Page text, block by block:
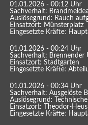
01.01.2026 - 00:12 Uhr
Sachverhalt:
Auslösegrund: Rauch
Einsatzort: Münsterplatz
Eingesetzte Kräfte:
01.01.2026 - 00:24 Uhr
Sachverhalt: Brennender
Einsatzort: Stadtgarten
Eingesetzte Kräfte:
01.01.2026 - 00:34 Uhr
Sachverhalt: Ausgelöste
Auslösegrund:
Einsatzort: Theodor-
Eingesetzte Kräfte: